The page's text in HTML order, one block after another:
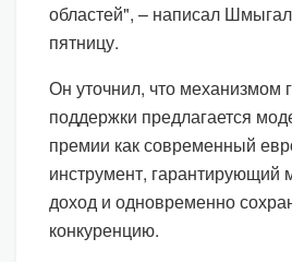
областей", – написал
пятницу.
Он уточнил, что механизмом
поддержки предлагается
премии как современный
инструмент, гарантирующий
доход и одновременно
конкуренцию.